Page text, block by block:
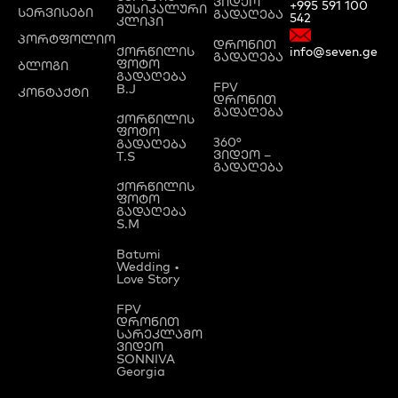
სერვისები
პორტფოლიო
ბლოგი
კონტაქტი
მუსიკალური
კლიპი
ქორწილის
ფოტო
გადაღება
B.J
ქორწილის
ფოტო
გადაღება
T.S
ქორწილის
ფოტო
გადაღება
S.M
Batumi
Wedding •
Love Story
FPV
დრონით
სარეკლამო
ვიდეო
SONNIVA
Georgia
გადაღება
დრონით
გადაღება
FPV
დრონით
გადაღება
360°
ვიდეო –
გადაღება
+995 591 100
542
info@seven.ge